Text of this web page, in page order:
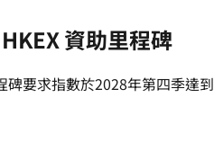
資助里程碑
碑要求指數於2028年第四季達